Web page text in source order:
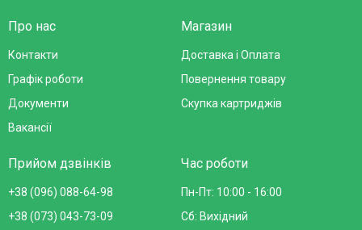
Про нас
Контакти
Графік роботи
Документи
Вакансії
Магазин
Доставка і Оплата
Повернення товару
Скупка картриджів
Прийом дзвінків
+38 (096) 088-64-98
+38 (073) 043-73-09
Час роботи
Пн-Пт: 10:00 - 16:00
Сб: Вихідний